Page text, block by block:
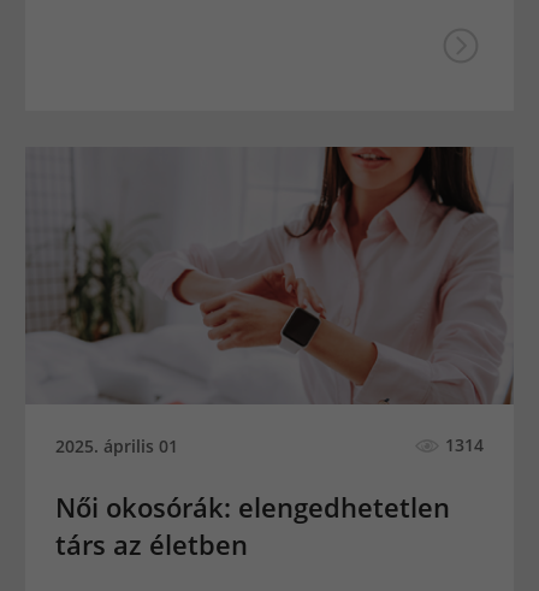
2025. április 01 1314
Női okosórák: elengedhetetlen
társ az életben